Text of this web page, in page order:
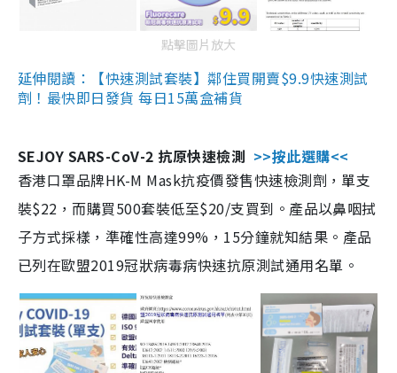
點擊圖片放大
延伸閱讀：【快速測試套裝】鄰住買開賣$9.9快速測試
劑！最快即日發貨 每日15萬盒補貨
SEJOY SARS-CoV-2 抗原快速檢測 >>按此選購<<
香港口罩品牌HK-M Mask抗疫價發售快速檢測劑，單支
裝$22，而購買500套裝低至$20/支買到。產品以鼻咽拭
子方式採樣，準確性高達99%，15分鐘就知結果。產品
已列在歐盟2019冠狀病毒病快速抗原測試通用名單。